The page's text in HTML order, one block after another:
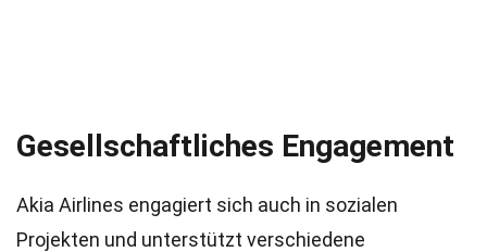
Gesellschaftliches Engagement
Akia Airlines engagiert sich auch in sozialen
Projekten und unterstützt verschiedene